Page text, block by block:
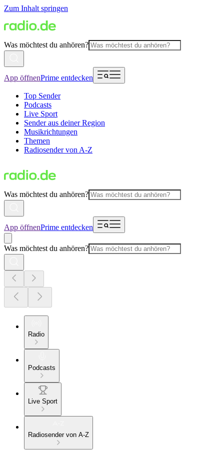
Zum Inhalt springen
Was möchtest du anhören?
App öffnenPrime entdecken
Top Sender
Podcasts
Live Sport
Sender aus deiner Region
Musikrichtungen
Themen
Radiosender von A-Z
Was möchtest du anhören?
App öffnenPrime entdecken
Was möchtest du anhören?
Radio
Podcasts
Live Sport
Radiosender von A-Z